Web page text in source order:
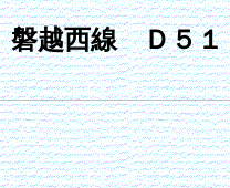
磐越西線 Ｄ５１